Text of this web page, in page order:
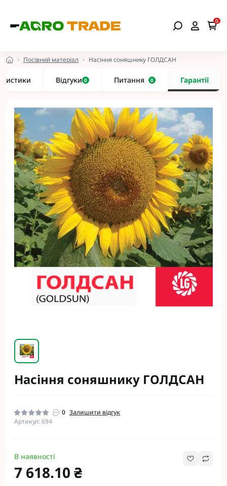
0
Посівний матеріал Насіння соняшнику ГОЛДСАН
Відгуки 0 Питання 0 Гарантії
Насіння соняшнику ГОЛДСАН
0 Залишити відгук
Артикул: 694
В наявності
7 618.10 ₴